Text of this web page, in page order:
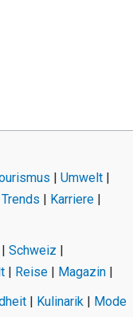
| Umwelt |
Trends | Karriere |
| Schweiz |
| Reise | Magazin |
| Kulinarik | Mode